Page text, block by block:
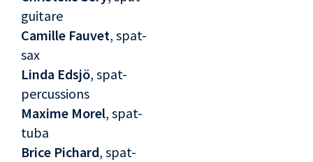
guitare
Camille Fauvet, spat-
sax
Linda Edsjö, spat-
percussions
Maxime Morel, spat-
tuba
Brice Pichard, spat-